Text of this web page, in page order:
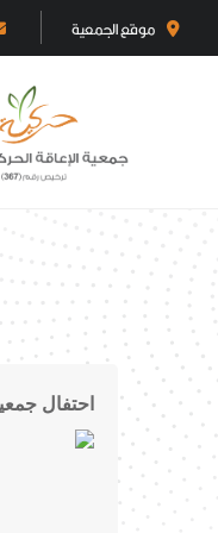
موقع الجمعية
احتفال